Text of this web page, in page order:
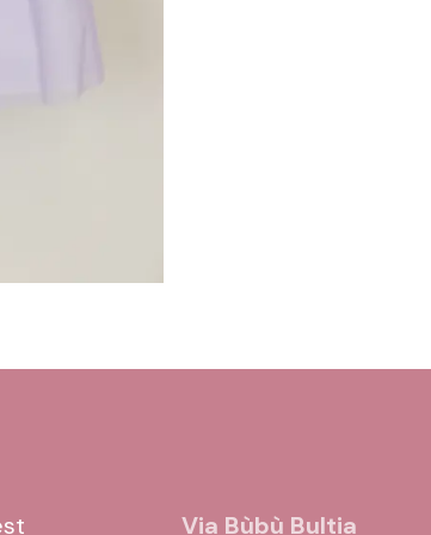
Via Bùbù Bultia